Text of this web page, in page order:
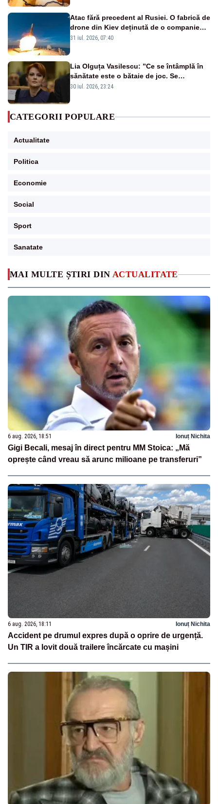
MAI MULTE ȘTIRI DIN ACTUALITATE
6 aug. 2026, 18:51 Ionuț Nichita
Gigi Becali, mesaj în direct pentru MM Stoica: „Mă
oprește când vreau să arunc milioane pe transferuri”
6 aug. 2026, 18:11 Ionuț Nichita
Accident pe drumul expres după o oprire de urgență.
Un TIR a lovit două trailere încărcate cu mașini
Atac fără precedent al Rusiei. O fabrică de
drone din Kiev deținută de o companie
americană, distrusă de o rachetă
31 iul. 2026, 07:40
Lia Olguța Vasilescu: ”Ce se întâmplă în
sănătate este o bătaie de joc. Se
guvernează extraordinar de prost”
30 iul. 2026, 23:24
CATEGORII POPULARE
Actualitate
Politica
Economie
Social
Sport
Sanatate